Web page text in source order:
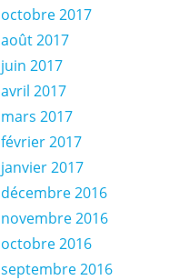
octobre 2017
août 2017
juin 2017
avril 2017
mars 2017
février 2017
janvier 2017
décembre 2016
novembre 2016
octobre 2016
septembre 2016